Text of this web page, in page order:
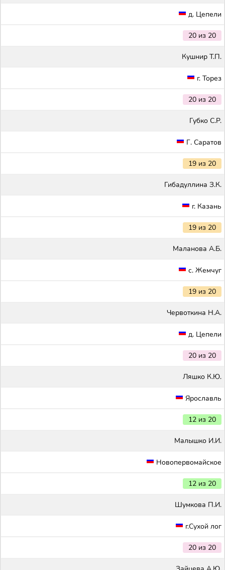
д. Цепели
20 из 20
Кушнир Т.П.
г. Торез
20 из 20
Губко С.Р.
Г. Саратов
19 из 20
Гибадуллина З.К.
г. Казань
19 из 20
Маланова А.Б.
с. Жемчуг
19 из 20
Червоткина Н.А.
д. Цепели
20 из 20
Ляшко К.Ю.
Ярославль
12 из 20
Малышко И.И.
Новопервомайское
12 из 20
Шумкова П.И.
г.Сухой лог
20 из 20